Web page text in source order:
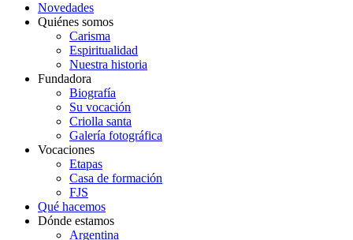
Novedades
Quiénes somos
Carisma
Espiritualidad
Nuestra historia
Fundadora
Biografía
Su vocación
Criolla santa
Galería fotográfica
Vocaciones
Etapas
Casa de formación
FJS
Qué hacemos
Dónde estamos
Argentina